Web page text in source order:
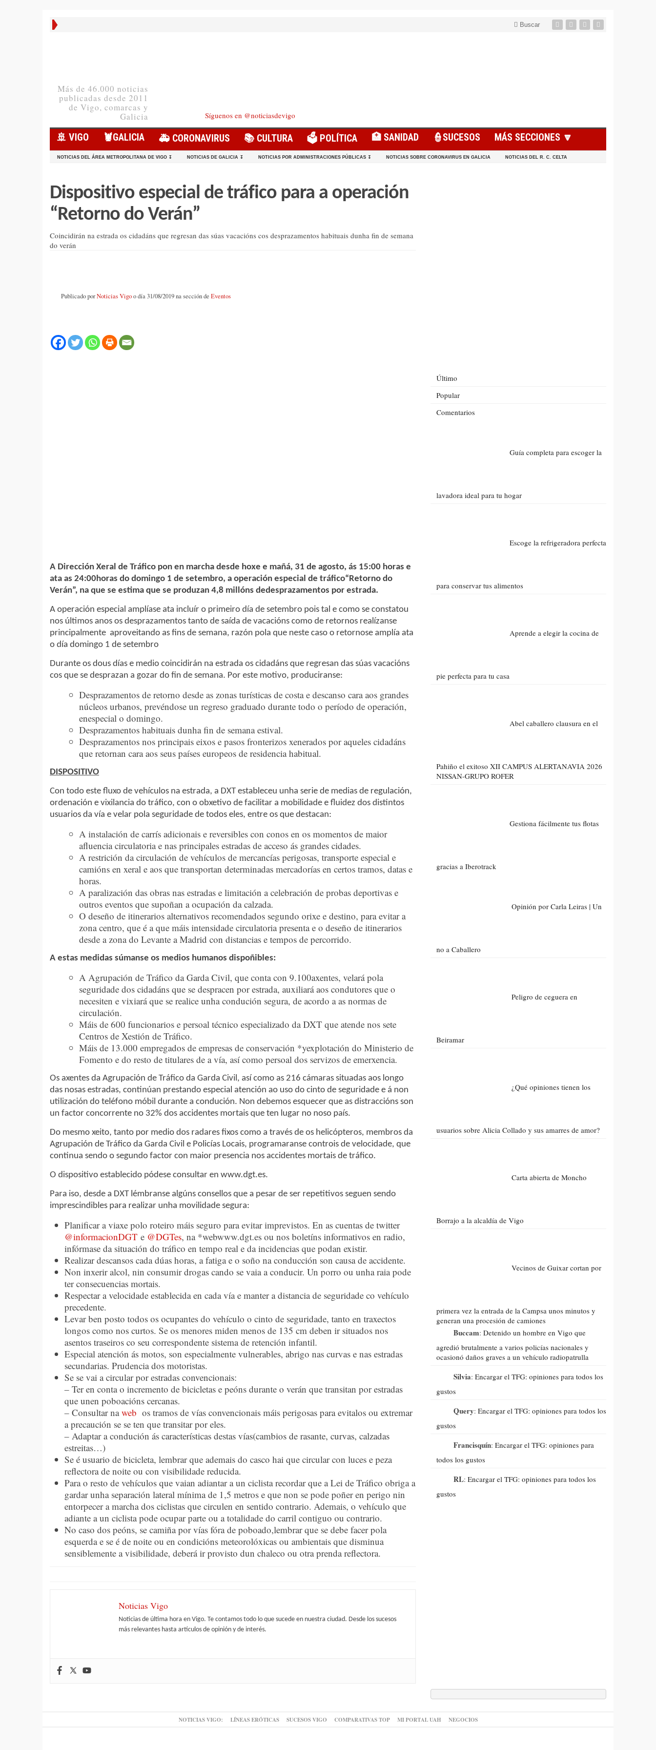
Buscar
Más de 46.000 noticias
publicadas desde 2011
de Vigo, comarcas y
Galicia
Síguenos en @noticiasdevigo
🚢 VIGO 🦞️GALICIA 🚑 CORONAVIRUS 📚 CULTURA 🗳️ POLÍTICA 🏥 SANIDAD 👮SUCESOS MÁS SECCIONES 🔽
NOTICIAS DEL ÁREA METROPOLITANA DE VIGO ↧ NOTICIAS DE GALICIA ↧ NOTICIAS POR ADMINISTRACIONES PÚBLICAS ↧ NOTICIAS SOBRE CORONAVIRUS EN GALICIA NOTICIAS DEL R. C. CELTA
Dispositivo especial de tráfico para a operación
“Retorno do Verán”
Coincidirán na estrada os cidadáns que regresan das súas vacacións cos desprazamentos habituais dunha fin de semana
do verán
Publicado porNoticias Vigoo día 31/08/2019 na sección de Eventos
A Dirección Xeral de Tráfico pon en marcha desde hoxe e mañá, 31 de agosto, ás 15:00 horas e
ata as 24:00horas do domingo 1 de setembro, a operación especial de tráfico“Retorno do
Verán”, na que se estima que se produzan 4,8 millóns dedesprazamentos por estrada.
A operación especial amplíase ata incluír o primeiro día de setembro pois tal e como se constatou
nos últimos anos os desprazamentos tanto de saída de vacacións como de retornos realízanse
principalmente aproveitando as fins de semana, razón pola que neste caso o retornose amplía ata
o día domingo 1 de setembro
Durante os dous días e medio coincidirán na estrada os cidadáns que regresan das súas vacacións
cos que se desprazan a gozar do fin de semana. Por este motivo, produciranse:
Desprazamentos de retorno desde as zonas turísticas de costa e descanso cara aos grandes
núcleos urbanos, prevéndose un regreso graduado durante todo o período de operación,
enespecial o domingo.
Desprazamentos habituais dunha fin de semana estival.
Desprazamentos nos principais eixos e pasos fronterizos xenerados por aqueles cidadáns
que retornan cara aos seus países europeos de residencia habitual.
DISPOSITIVO
Con todo este fluxo de vehículos na estrada, a DXT estableceu unha serie de medias de regulación,
ordenación e vixilancia do tráfico, con o obxetivo de facilitar a mobilidade e fluidez dos distintos
usuarios da vía e velar pola seguridade de todos eles, entre os que destacan:
A instalación de carrís adicionais e reversibles con conos en os momentos de maior
afluencia circulatoria e nas principales estradas de acceso ás grandes cidades.
A restrición da circulación de vehículos de mercancías perigosas, transporte especial e
camións en xeral e aos que transportan determinadas mercadorías en certos tramos, datas e
horas.
A paralización das obras nas estradas e limitación a celebración de probas deportivas e
outros eventos que supoñan a ocupación da calzada.
O deseño de itinerarios alternativos recomendados segundo orixe e destino, para evitar a
zona centro, que é a que máis intensidade circulatoria presenta e o deseño de itinerarios
desde a zona do Levante a Madrid con distancias e tempos de percorrido.
A estas medidas súmanse os medios humanos dispoñibles:
A Agrupación de Tráfico da Garda Civil, que conta con 9.100axentes, velará pola
seguridade dos cidadáns que se despracen por estrada, auxiliará aos condutores que o
necesiten e vixiará que se realice unha condución segura, de acordo a as normas de
circulación.
Máis de 600 funcionarios e persoal técnico especializado da DXT que atende nos sete
Centros de Xestión de Tráfico.
Máis de 13.000 empregados de empresas de conservación *yexplotación do Ministerio de
Fomento e do resto de titulares de a vía, así como persoal dos servizos de emerxencia.
Os axentes da Agrupación de Tráfico da Garda Civil, así como as 216 cámaras situadas aos longo
das nosas estradas, continúan prestando especial atención ao uso do cinto de seguridade e á non
utilización do teléfono móbil durante a condución. Non debemos esquecer que as distraccións son
un factor concorrente no 32% dos accidentes mortais que ten lugar no noso país.
Do mesmo xeito, tanto por medio dos radares fixos como a través de os helicópteros, membros da
Agrupación de Tráfico da Garda Civil e Policías Locais, programaranse controis de velocidade, que
continua sendo o segundo factor con maior presencia nos accidentes mortais de tráfico.
O dispositivo establecido pódese consultar en www.dgt.es.
Para iso, desde a DXT lémbranse algúns consellos que a pesar de ser repetitivos seguen sendo
imprescindibles para realizar unha movilidade segura:
Planificar a viaxe polo roteiro máis seguro para evitar imprevistos. En as cuentas de twitter
@informacionDGT e @DGTes, na *webwww.dgt.es ou nos boletíns informativos en radio,
infórmase da situación do tráfico en tempo real e da incidencias que podan existir.
Realizar descansos cada dúas horas, a fatiga e o soño na conducción son causa de accidente.
Non inxerir alcol, nin consumir drogas cando se vaia a conducir. Un porro ou unha raia pode
ter consecuencias mortais.
Respectar a velocidade establecida en cada vía e manter a distancia de seguridade co vehículo
precedente.
Levar ben posto todos os ocupantes do vehículo o cinto de seguridade, tanto en traxectos
longos como nos curtos. Se os menores miden menos de 135 cm deben ir situados nos
asentos traseiros co seu correspondente sistema de retención infantil.
Especial atención ás motos, son especialmente vulnerables, abrigo nas curvas e nas estradas
secundarias. Prudencia dos motoristas.
Se se vai a circular por estradas convencionais:
– Ter en conta o incremento de bicicletas e peóns durante o verán que transitan por estradas
que unen poboacións cercanas.
– Consultar naweb os tramos de vías convencionais máis perigosas para evitalos ou extremar
a precaución se se ten que transitar por eles.
– Adaptar a condución ás características destas vías(cambios de rasante, curvas, calzadas
estreitas…)
Se é usuario de bicicleta, lembrar que ademais do casco hai que circular con luces e peza
reflectora de noite ou con visibilidade reducida.
Para o resto de vehículos que vaian adiantar a un ciclista recordar que a Lei de Tráfico obriga a
gardar unha separación lateral mínima de 1,5 metros e que non se pode poñer en perigo nin
entorpecer a marcha dos ciclistas que circulen en sentido contrario. Ademais, o vehículo que
adiante a un ciclista pode ocupar parte ou a totalidade do carril contiguo ou contrario.
No caso dos peóns, se camiña por vías fóra de poboado,lembrar que se debe facer pola
esquerda e se é de noite ou en condicións meteorolóxicas ou ambientais que disminua
sensiblemente a visibilidade, deberá ir provisto dun chaleco ou otra prenda reflectora.
Noticias Vigo
Noticias de última hora en Vigo. Te contamos todo lo que sucede en nuestra ciudad. Desde los sucesos
más relevantes hasta artículos de opinión y de interés.
Último
Popular
Comentarios
Guía completa para escoger la
lavadora ideal para tu hogar
Escoge la refrigeradora perfecta
para conservar tus alimentos
Aprende a elegir la cocina de
pie perfecta para tu casa
Abel caballero clausura en el
Pahiño el exitoso XII CAMPUS ALERTANAVIA 2026
NISSAN-GRUPO ROFER
Gestiona fácilmente tus flotas
gracias a Iberotrack
Opinión por Carla Leiras | Un
no a Caballero
Peligro de ceguera en
Beiramar
¿Qué opiniones tienen los
usuarios sobre Alicia Collado y sus amarres de amor?
Carta abierta de Moncho
Borrajo a la alcaldía de Vigo
Vecinos de Guixar cortan por
primera vez la entrada de la Campsa unos minutos y
generan una procesión de camiones
Buccam: Detenido un hombre en Vigo que
agredió brutalmente a varios policías nacionales y
ocasionó daños graves a un vehículo radiopatrulla
Silvia: Encargar el TFG: opiniones para todos los
gustos
Query: Encargar el TFG: opiniones para todos los
gustos
Francisquín: Encargar el TFG: opiniones para
todos los gustos
RL: Encargar el TFG: opiniones para todos los
gustos
NOTICIAS VIGO: LÍNEAS ERÓTICAS SUCESOS VIGO COMPARATIVAS TOP MI PORTAL UAH NEGOCIOS